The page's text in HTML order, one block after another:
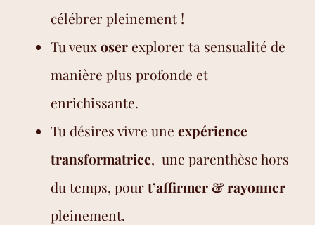
célébrer pleinement !
Tu veuxoser explorer ta sensualité de
manière plus profonde et
enrichissante.
Tu désires vivre une expérience
transformatrice, une parenthèse hors
du temps, pourt’affirmer& rayonner
pleinement.